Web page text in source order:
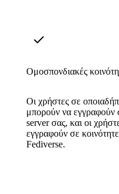
Ομοσπονδιακές
Οι χρήστες σε
μπορούν να εγγραφούν
server σας, και οι
εγγραφούν σε
Fediverse.